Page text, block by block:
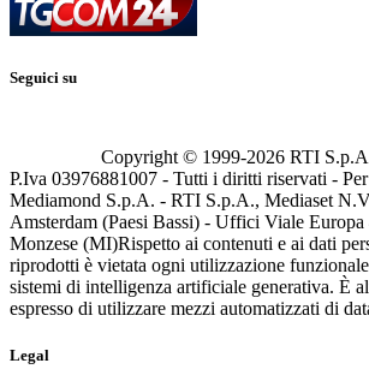
Seguici su
Copyright © 1999-2026 RTI
P.Iva 03976881007 - Tutti i diritti riservati -
Mediamond S.p.A. - RTI S.p.A., Mediaset
Amsterdam (Paesi Bassi) - Uffici Viale
Monzese (MI)Rispetto ai contenuti e ai dati
riprodotti è vietata ogni utilizzazione
sistemi di intelligenza artificiale generativa. È
espresso di utilizzare mezzi automatizzati di
Legal